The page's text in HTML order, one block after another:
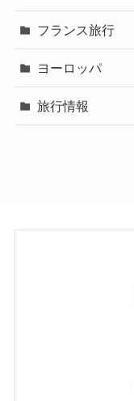
フランス旅行
ヨーロッパ
旅行情報